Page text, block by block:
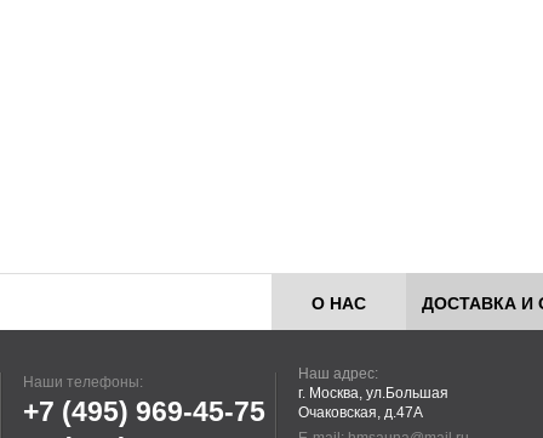
О НАС ДОСТАВКА И
Наши телефоны:
+7 (495) 969-45-75
Наш адрес:
г. Москва, ул.Большая
Очаковская, д.47А